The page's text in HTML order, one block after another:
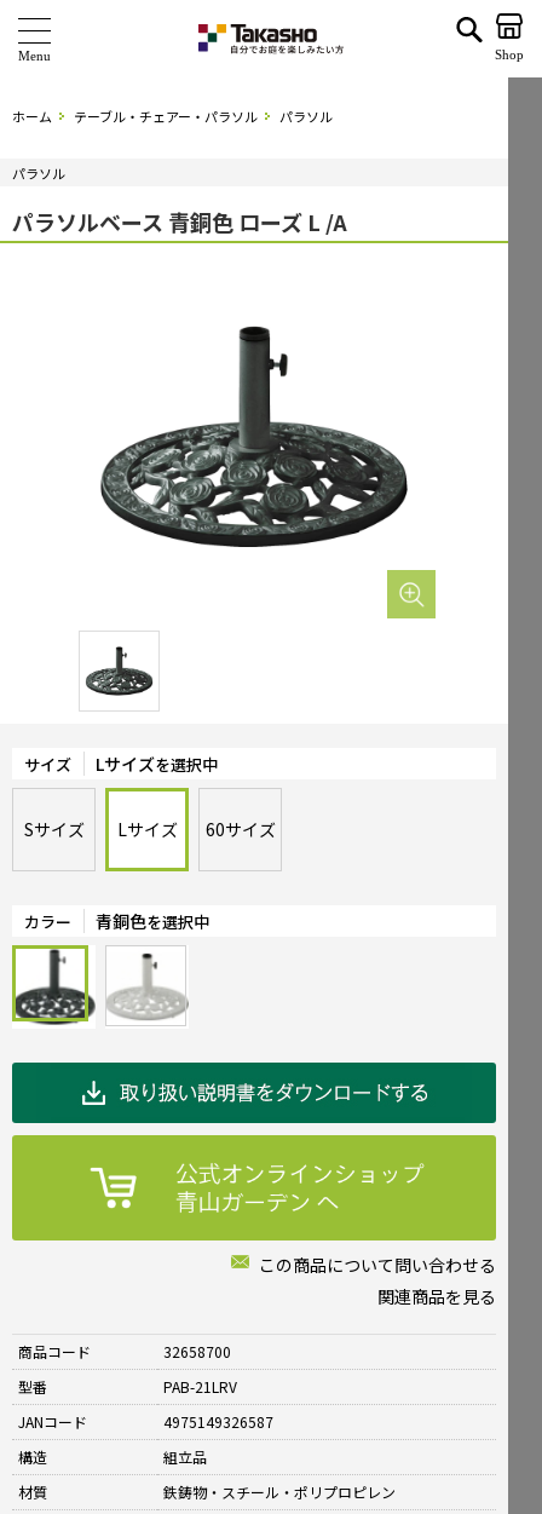
海外ブランド・シリーズ
サポート
メールでお問合せ
Tel.
Shop
ホーム テーブル・チェアー・パラソル パラソル
パラソル
パラソルベース 青銅色 ローズ L /A
サイズ Lサイズを選択中
Sサイズ Lサイズ 60サイズ
カラー 青銅色を選択中
この商品について問い合わせる
関連商品を見る
商品コード
32658700
型番
PAB-21LRV
JANコード
4975149326587
構造
組立品
材質
鉄鋳物・スチール・ポリプロピレン